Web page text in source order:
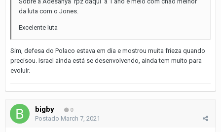
da luta com o Jones.
Excelente luta
Sim, defesa do Polaco estava em dia e mostrou muita frieza quando
precisou. Israel ainda está se desenvolvendo, ainda tem muito para
evoluir.
bigby 0
Postado March 7, 2021